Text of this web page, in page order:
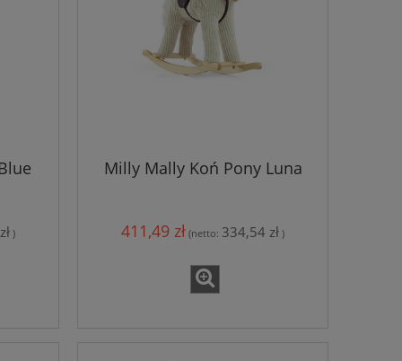
)
Milly Mally Koń Pony Luna
411,49 zł (netto: 334,54 zł )